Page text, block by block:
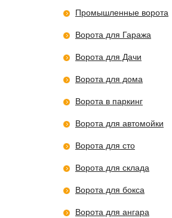
Промышленные ворота
Ворота для Гаража
Ворота для Дачи
Ворота для дома
Ворота в паркинг
Ворота для автомойки
Ворота для сто
Ворота для склада
Ворота для бокса
Ворота для ангара